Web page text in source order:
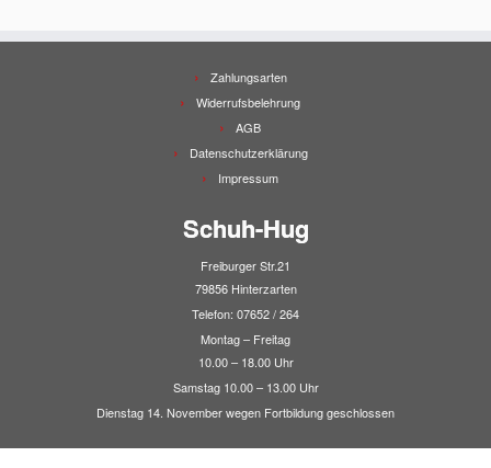
Zahlungsarten
Widerrufsbelehrung
AGB
Datenschutzerklärung
Impressum
Schuh-Hug
Freiburger Str.21
79856 Hinterzarten
Telefon: 07652 / 264
Montag – Freitag
10.00 – 18.00 Uhr
Samstag 10.00 – 13.00 Uhr
Dienstag 14. November wegen Fortbildung geschlossen